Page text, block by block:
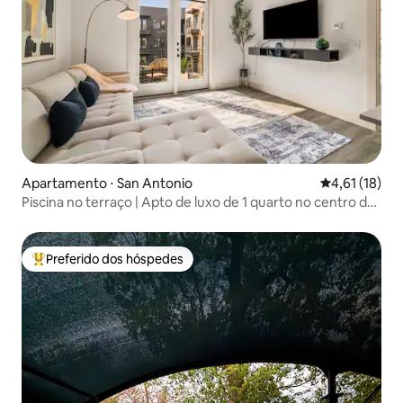
Apartamento ⋅ San Antonio 4,61 de uma
4,61 (18)
Piscina no terraço | Apto de luxo de 1 quarto no centro da
Entre os melhores preferidos dos hóspedes
Preferido dos hóspedes